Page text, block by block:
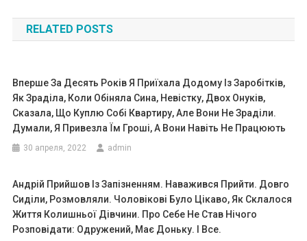
по
записям
RELATED POSTS
Вперше За Десять Років Я Приїхала Додому Із Заробітків,
Як Зраділа, Коли Обіняла Сина, Невістку, Двох Онуків,
Сказала, Що Куплю Собі Квартиру, Але Вони Не Зраділи.
Думали, Я Привезла Їм Гроші, А Вони Навіть Не Працюють
30 апреля, 2022 admin
Андрій Прийшов Із Запізненням. Наважився Прийти. Довго
Сиділи, Розмовляли. Чоловікові Було Цікаво, Як Склалося
Життя Колишньої Дівчини. Про Себе Не Став Нічого
Розповідати: Одружений, Має Доньку. І Все.